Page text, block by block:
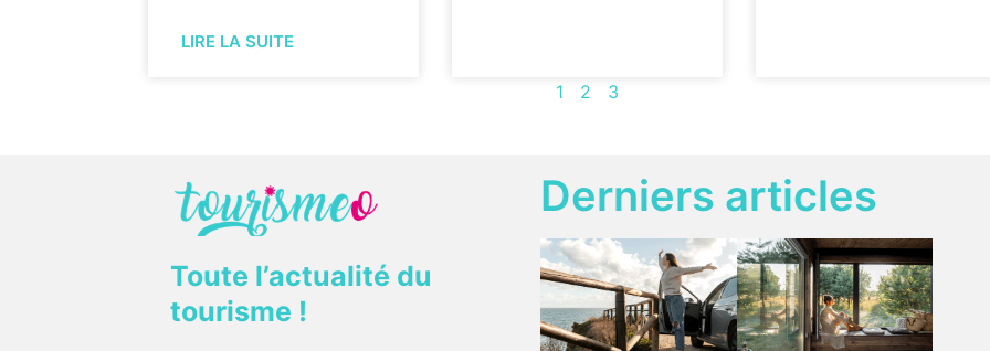
LIRE LA SUITE
1 2 3
Toute l’actualité du
tourisme !
Derniers articles